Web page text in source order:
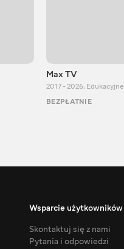
Max TV
2017 - 2026, Edukacyjne
BEZPŁATNIE
Wsparcie użytkowników
Skontaktuj się z nami
Pytania i odpowiedzi